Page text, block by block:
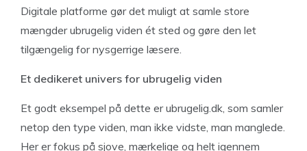
Digitale platforme gør det muligt at samle store
mængder ubrugelig viden ét sted og gøre den let
tilgængelig for nysgerrige læsere.
Et dedikeret univers for ubrugelig viden
Et godt eksempel på dette er ubrugelig.dk, som samler
netop den type viden, man ikke vidste, man manglede.
Her er fokus på sjove, mærkelige og helt igennem